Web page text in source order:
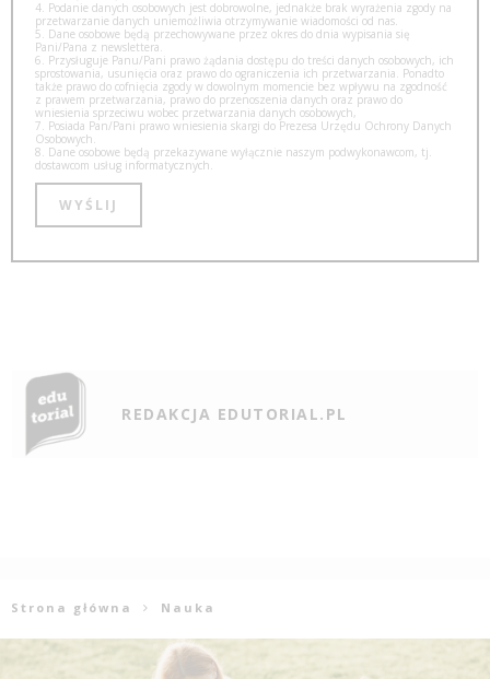
4. Podanie danych osobowych jest dobrowolne, jednakże brak wyrażenia zgody na
przetwarzanie danych uniemożliwia otrzymywanie wiadomości od nas.
5. Dane osobowe będą przechowywane przez okres do dnia wypisania się
Pani/Pana z newslettera.
6. Przysługuje Panu/Pani prawo żądania dostępu do treści danych osobowych, ich
sprostowania, usunięcia oraz prawo do ograniczenia ich przetwarzania. Ponadto
także prawo do cofnięcia zgody w dowolnym momencie bez wpływu na zgodność
z prawem przetwarzania, prawo do przenoszenia danych oraz prawo do
wniesienia sprzeciwu wobec przetwarzania danych osobowych,
7. Posiada Pan/Pani prawo wniesienia skargi do Prezesa Urzędu Ochrony Danych
Osobowych.
8. Dane osobowe będą przekazywane wyłącznie naszym podwykonawcom, tj.
dostawcom usług informatycznych.
REDAKCJA EDUTORIAL.PL
Strona główna Nauka